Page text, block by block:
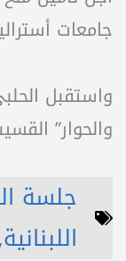
جامعات
واستقبل
والحوار”
جلسة
اللبنانية